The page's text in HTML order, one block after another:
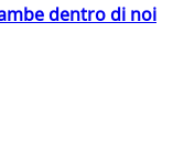
dentro di noi